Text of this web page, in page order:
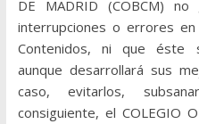
DE MADRID (COBCM)
interrupciones o errores
Contenidos, ni que éste
aunque desarrollará sus
caso, evitarlos,
consiguiente, el COLEGIO